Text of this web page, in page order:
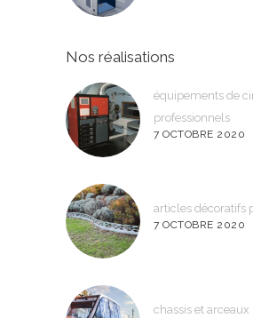
Nos réalisations
équipements de
professionnels
7 OCTOBRE 2020
articles décoratifs
7 OCTOBRE 2020
chassis et arceaux